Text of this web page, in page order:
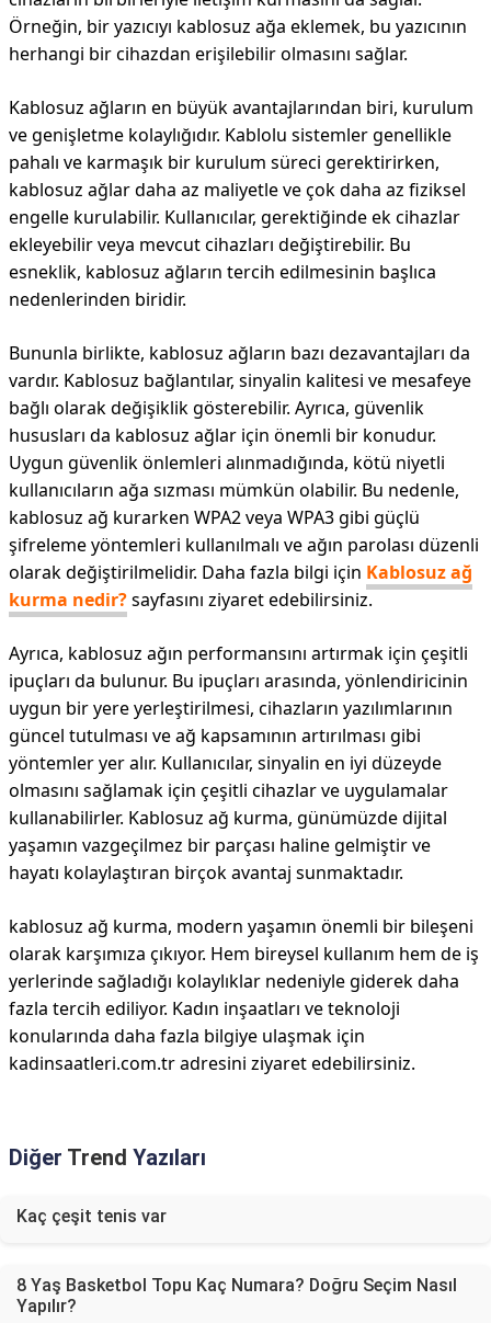
Örneğin, bir yazıcıyı kablosuz ağa eklemek, bu yazıcının
herhangi bir cihazdan erişilebilir olmasını sağlar.
Kablosuz ağların en büyük avantajlarından biri, kurulum
ve genişletme kolaylığıdır. Kablolu sistemler genellikle
pahalı ve karmaşık bir kurulum süreci gerektirirken,
kablosuz ağlar daha az maliyetle ve çok daha az fiziksel
engelle kurulabilir. Kullanıcılar, gerektiğinde ek cihazlar
ekleyebilir veya mevcut cihazları değiştirebilir. Bu
esneklik, kablosuz ağların tercih edilmesinin başlıca
nedenlerinden biridir.
Bununla birlikte, kablosuz ağların bazı dezavantajları da
vardır. Kablosuz bağlantılar, sinyalin kalitesi ve mesafeye
bağlı olarak değişiklik gösterebilir. Ayrıca, güvenlik
hususları da kablosuz ağlar için önemli bir konudur.
Uygun güvenlik önlemleri alınmadığında, kötü niyetli
kullanıcıların ağa sızması mümkün olabilir. Bu nedenle,
kablosuz ağ kurarken WPA2 veya WPA3 gibi güçlü
şifreleme yöntemleri kullanılmalı ve ağın parolası düzenli
olarak değiştirilmelidir. Daha fazla bilgi için Kablosuz ağ
kurma nedir?sayfasını ziyaret edebilirsiniz.
Ayrıca, kablosuz ağın performansını artırmak için çeşitli
ipuçları da bulunur. Bu ipuçları arasında, yönlendiricinin
uygun bir yere yerleştirilmesi, cihazların yazılımlarının
güncel tutulması ve ağ kapsamının artırılması gibi
yöntemler yer alır. Kullanıcılar, sinyalin en iyi düzeyde
olmasını sağlamak için çeşitli cihazlar ve uygulamalar
kullanabilirler. Kablosuz ağ kurma, günümüzde dijital
yaşamın vazgeçilmez bir parçası haline gelmiştir ve
hayatı kolaylaştıran birçok avantaj sunmaktadır.
kablosuz ağ kurma, modern yaşamın önemli bir bileşeni
olarak karşımıza çıkıyor. Hem bireysel kullanım hem de iş
yerlerinde sağladığı kolaylıklar nedeniyle giderek daha
fazla tercih ediliyor. Kadın inşaatları ve teknoloji
konularında daha fazla bilgiye ulaşmak için
kadinsaatleri.com.tr adresini ziyaret edebilirsiniz.
Diğer Trend Yazıları
Kaç çeşit tenis var
8 Yaş Basketbol Topu Kaç Numara? Doğru Seçim Nasıl
Yapılır?